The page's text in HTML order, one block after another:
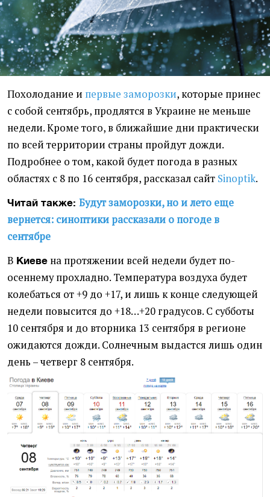
Похолодание и первые заморозки, которые принес
с собой сентябрь, продлятся в Украине не меньше
недели. Кроме того, в ближайшие дни практически
по всей территории страны пройдут дожди.
Подробнее о том, какой будет погода в разных
областях с 8 по 16 сентября, рассказал сайт Sinoptik.
Читай также: Будут заморозки, но и лето еще
вернется: синоптики рассказали о погоде в
сентябре
В Киеве на протяжении всей недели будет по-
осеннему прохладно. Температура воздуха будет
колебаться от +9 до +17, и лишь к конце следующей
недели повысится до +18…+20 градусов. С субботы
10 сентября и до вторника 13 сентября в регионе
ожидаются дожди. Солнечным выдастся лишь один
день – четверг 8 сентября.